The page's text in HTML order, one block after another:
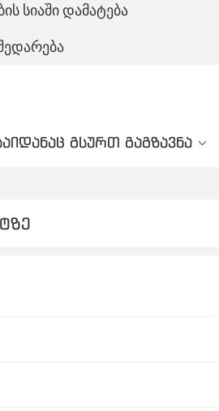
სიაში დამატება
გსურთ გაგზავნა